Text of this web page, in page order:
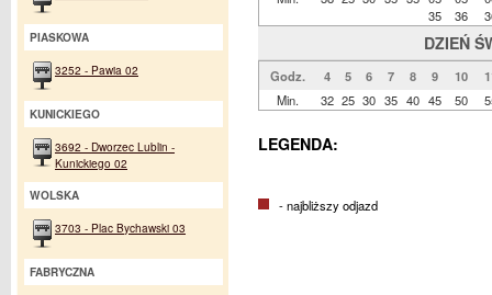
35
36
DZIEŃ
Godz. 4 5 6 7 8 9 10
Min.
32 25 30 35 40 45 50
LEGENDA:
- najbliższy odjazd
PIASKOWA
3252 - Pawia 02
KUNICKIEGO
3692 - Dworzec Lublin -
Kunickiego 02
WOLSKA
3703 - Plac Bychawski 03
FABRYCZNA